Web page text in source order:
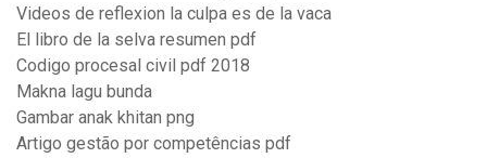
Videos de reflexion la culpa es de la vaca
El libro de la selva resumen pdf
Codigo procesal civil pdf 2018
Makna lagu bunda
Gambar anak khitan png
Artigo gestão por competências pdf